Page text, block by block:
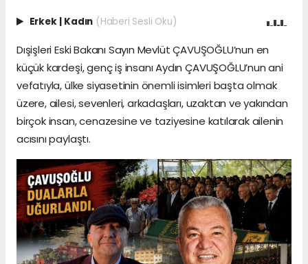
Erkek | Kadın (Haberi Sesli Oku)
Dışişleri Eski Bakanı Sayın Mevlüt ÇAVUŞOĞLU’nun en
küçük kardeşi, genç iş insanı Aydın ÇAVUŞOĞLU’nun ani
vefatıyla, ülke siyasetinin önemli isimleri başta olmak
üzere, ailesi, sevenleri, arkadaşları, uzaktan ve yakından
birçok insan, cenazesine ve taziyesine katılarak ailenin
acısını paylaştı.